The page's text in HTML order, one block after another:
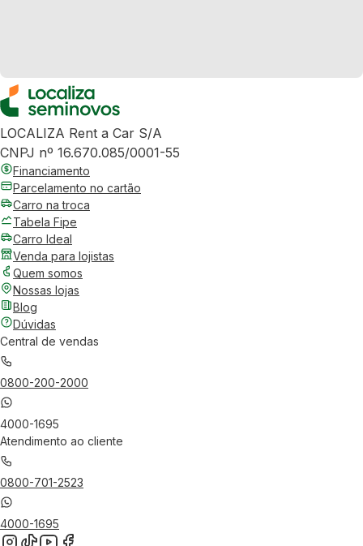
LOCALIZA Rent a Car S/A
CNPJ nº 16.670.085/0001-55
Financiamento
Parcelamento no cartão
Carro na troca
Tabela Fipe
Carro Ideal
Venda para lojistas
Quem somos
Nossas lojas
Blog
Dúvidas
Central de vendas
0800-200-2000
4000-1695
Atendimento ao cliente
0800-701-2523
4000-1695